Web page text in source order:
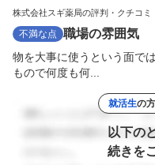
株式会社スギ薬局の評判・クチコミ
不満な点 職場の雰囲気
物を大事に使うという面で
もので何度も何...
就活生の
以下の
続きを